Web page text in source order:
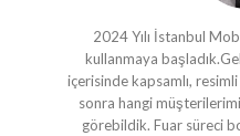
2024 Yılı İstanbul
kullanmaya
içerisinde kapsamlı,
sonra hangi
görebildik. Fuar süreci